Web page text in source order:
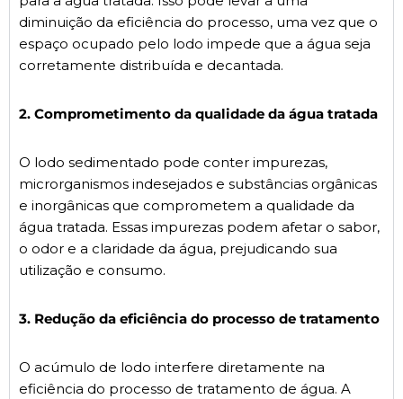
diminuição da eficiência do processo, uma vez que o
espaço ocupado pelo lodo impede que a água seja
corretamente distribuída e decantada.
2. Comprometimento da qualidade da água tratada
O lodo sedimentado pode conter impurezas,
microrganismos indesejados e substâncias orgânicas
e inorgânicas que comprometem a qualidade da
água tratada. Essas impurezas podem afetar o sabor,
o odor e a claridade da água, prejudicando sua
utilização e consumo.
3. Redução da eficiência do processo de tratamento
O acúmulo de lodo interfere diretamente na
eficiência do processo de tratamento de água. A